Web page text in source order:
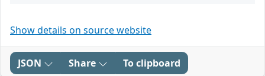
Show details on source website
JSON Share To clipboard